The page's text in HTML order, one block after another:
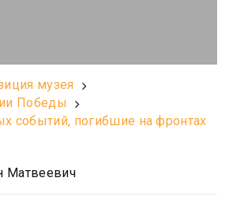
музея
Победы
событий, погибшие на фронтах
Матвеевич